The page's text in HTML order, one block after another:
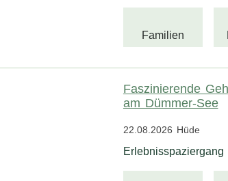
Familien
Faszinierende
am Dümmer-See
22.08.2026 Hüde